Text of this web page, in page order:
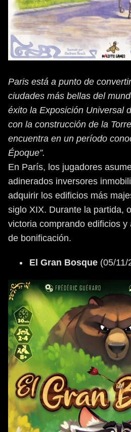
Paris está a punto de
ciudades más bellas del
éxito la Exposición Universal
con la construcción de la
encuentra en un período
Époque”.
En París, los jugadores
adinerados inversores
adquirir los edificios más
siglo XIX. Durante la partida,
victoria comprando edificios y
de bonificación.
El Gran Bosque (05/11/